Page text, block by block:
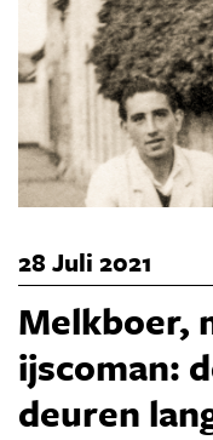
28 Juli 2021
Melkboer,
ijscoman:
deuren